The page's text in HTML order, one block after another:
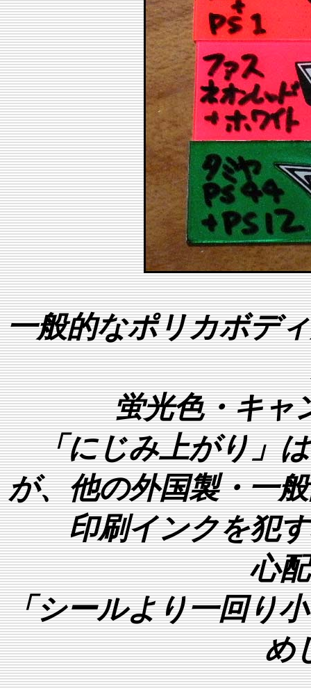
一般的なポリカボデ
蛍光色・キャ
「にじみ上がり」
が、他の外国製・一
印刷インクを犯
心
「シールより一回り
め